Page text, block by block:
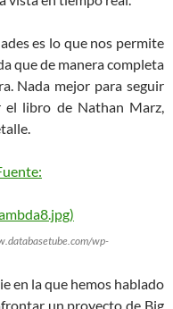
es lo que nos permite
que de manera completa
Nada mejor para seguir
el libro de Nathan Marz,
wp-
en la que hemos hablado
un proyecto de Big